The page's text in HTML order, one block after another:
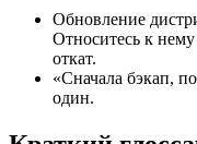
Обновление
Относитесь к
откат.
«Сначала бэкап,
один.